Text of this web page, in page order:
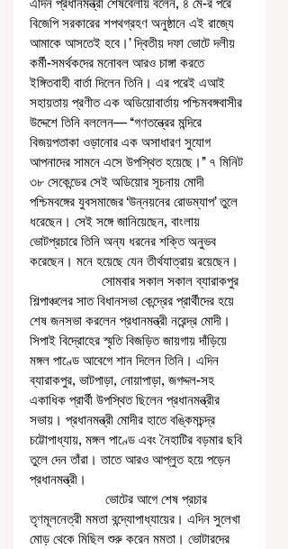
এদিন প্রধানমন্ত্রী শেষবেলায় বলেন, ৪ মে-র পরে
বিজেপি সরকারের শপথগ্রহণ অনুষ্ঠানে এই রাজ্যে
আমাকে আসতেই হবে।’ দ্বিতীয় দফা ভোটে দলীয়
কর্মী-সমর্থকদের মনোবল আরও চাঙ্গা করতে
ইঙ্গিতবাহী বার্তা দিলেন তিনি। এর পরেই এআই
সহায়তায় প্রণীত এক অডিয়োবার্তায় পশ্চিমবঙ্গবাসীর
উদ্দেশে তিনি বললেন— ‘‘গণতন্ত্রের মন্দিরে
বিজয়পতাকা ওড়ানোর এক অসাধারণ সুযোগ
আপনাদের সামনে এসে উপস্থিত হয়েছে।’’ ৭ মিনিট
৩৮ সেকেন্ডের সেই অডিয়োর সূচনায় মোদী
পশ্চিমবঙ্গের যুবসমাজের ‘উন্নয়নের রোডম্যাপ’ তুলে
ধরেছেন। সেই সঙ্গে জানিয়েছেন, বাংলায়
ভোটপ্রচারে তিনি অন্য ধরনের শক্তি অনুভব
করেছেন। মনে হয়েছে যেন তীর্থযাত্রায় রয়েছেন।
শিল্পাঞ্চলের সাত বিধানসভা কেন্দ্রের প্রার্থীদের হয়ে
শেষ জনসভা করলেন প্রধানমন্ত্রী নরেন্দ্র মোদী।
সিপাই বিদ্রোহের স্মৃতি বিজড়িত জায়গায় দাঁড়িয়ে
মঙ্গল পাণ্ডে আবেগে শান দিলেন তিনি। এদিন
ব্যারাকপুর, ভাটপাড়া, নোয়াপাড়া, জগদ্দল-সহ
একাধিক প্রার্থী উপস্থিত ছিলেন প্রধানমন্ত্রীর
সভায়। প্রধানমন্ত্রী মোদীর হাতে বঙ্কিমচন্দ্র
চট্টোপাধ্যায়, মঙ্গল পাণ্ডে এবং নৈহাটির বড়মার ছবি
তুলে দেন তাঁরা। তাতে আরও আপ্লুত হয়ে পড়েন
প্রধানমন্ত্রী।
তৃণমূলনেত্রী মমতা বন্দ্যোপাধ্যায়ের। এদিন সুলেখা
মোড় থেকে মিছিল শুরু করেন মমতা। ভোটারদের